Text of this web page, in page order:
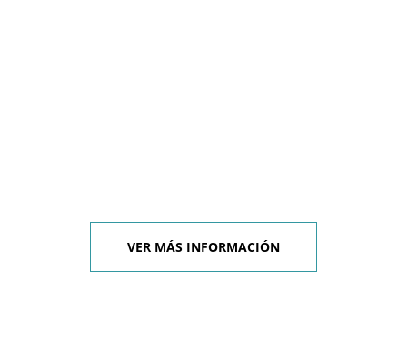
VER MÁS INFORMACIÓN